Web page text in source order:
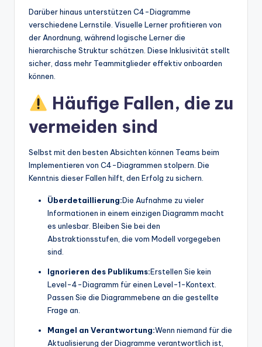
Darüber hinaus unterstützen C4-Diagramme
verschiedene Lernstile. Visuelle Lerner profitieren von
der Anordnung, während logische Lerner die
hierarchische Struktur schätzen. Diese Inklusivität stellt
sicher, dass mehr Teammitglieder effektiv onboarden
können.
Häufige Fallen, die zu
vermeiden sind
Selbst mit den besten Absichten können Teams beim
Implementieren von C4-Diagrammen stolpern. Die
Kenntnis dieser Fallen hilft, den Erfolg zu sichern.
Überdetaillierung:Die Aufnahme zu vieler
Informationen in einem einzigen Diagramm macht
es unlesbar. Bleiben Sie bei den
Abstraktionsstufen, die vom Modell vorgegeben
sind.
Ignorieren des Publikums:Erstellen Sie kein
Level-4-Diagramm für einen Level-1-Kontext.
Passen Sie die Diagrammebene an die gestellte
Frage an.
Mangel an Verantwortung:Wenn niemand für die
Aktualisierung der Diagramme verantwortlich ist,